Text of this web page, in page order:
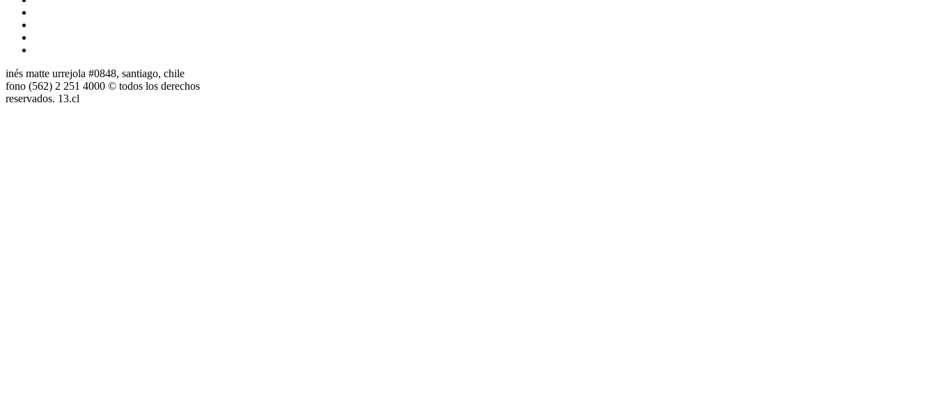
inés matte urrejola #0848, santiago, chile
fono (562) 2 251 4000 © todos los derechos
reservados. 13.cl